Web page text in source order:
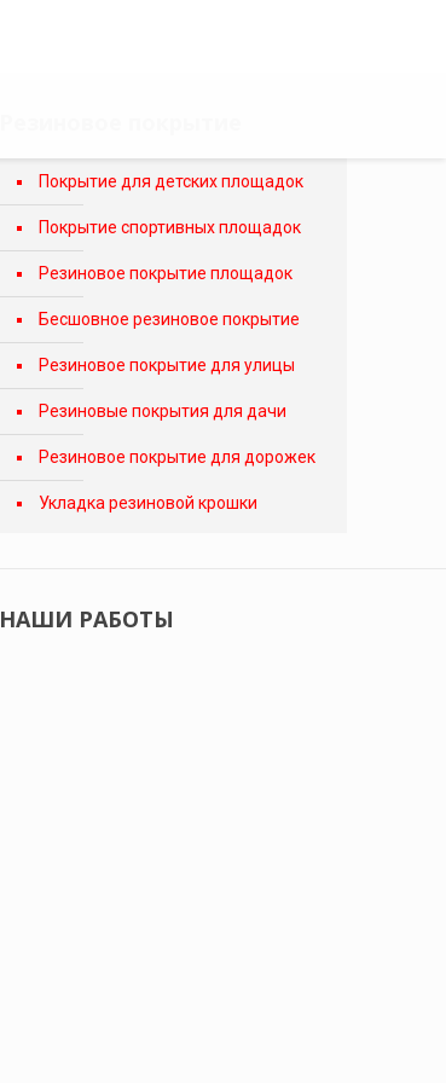
Покрытие для детских площадок
Покрытие спортивных площадок
Резиновое покрытие площадок
Бесшовное резиновое покрытие
Резиновое покрытие для улицы
Резиновые покрытия для дачи
Резиновое покрытие для дорожек
Укладка резиновой крошки
НАШИ РАБОТЫ